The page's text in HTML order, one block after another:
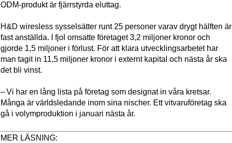
ODM-produkt är fjärrstyrda eluttag.
H&D wiresless sysselsätter runt 25 personer varav drygt hälften är
fast anställda. I fjol omsatte företaget 3,2 miljoner kronor och
gjorde 1,5 miljoner i förlust. För att klara utvecklingsarbetet har
man tagit in 11,5 miljoner kronor i externt kapital och nästa år ska
det bli vinst.
– Vi har en lång lista på företag som designat in våra kretsar.
Många är världsledande inom sina nischer. Ett vitvaruföretag ska
gå i volymproduktion i januari nästa år.